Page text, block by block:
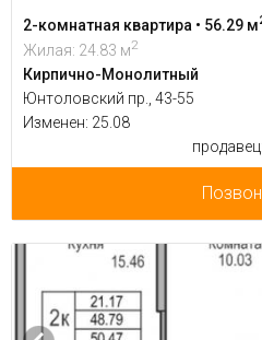
2-комнатная квартира • 56.29 м
Жилая: 24.83 м2
Кирпично-Монолитный
Юнтоловский пр., 43-55
Изменен: 25.08